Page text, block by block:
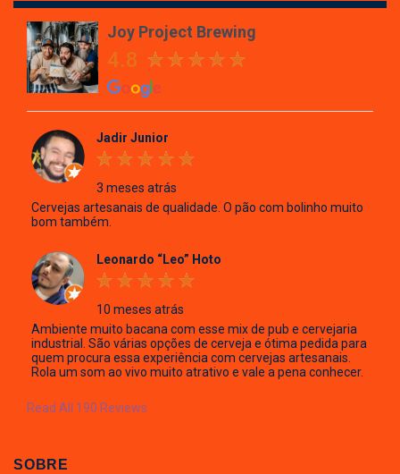
Joy Project Brewing
4.8
Jadir Junior
3 meses atrás
Cervejas artesanais de qualidade. O pão com bolinho muito
bom também.
Leonardo “Leo” Hoto
10 meses atrás
Ambiente muito bacana com esse mix de pub e cervejaria
industrial. São várias opções de cerveja e ótima pedida para
quem procura essa experiência com cervejas artesanais.
Rola um som ao vivo muito atrativo e vale a pena conhecer.
Read All 190 Reviews
SOBRE